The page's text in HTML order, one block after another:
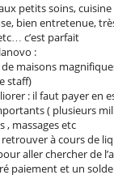
petits soins,
bien entretenue,
c’est parfait
:
maisons
staff)
: il faut payer en
( plusieurs
, massages etc
à cours de
aller chercher de
paiement et un